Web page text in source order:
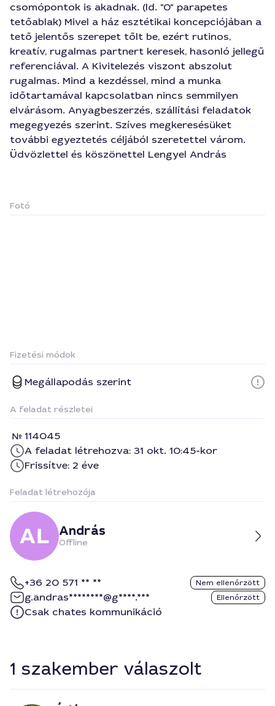
csomópontok is akadnak. (ld. "0" parapetes
tetőablak) Mivel a ház esztétikai koncepciójában a
tető jelentős szerepet tőlt be, ezért rutinos,
kreatív, rugalmas partnert keresek, hasonló jellegű
referenciával. A Kivitelezés viszont abszolut
rugalmas. Mind a kezdéssel, mind a munka
időtartamával kapcsolatban nincs semmilyen
elvárásom. Anyagbeszerzés, szállítási feladatok
megegyezés szerint. Szíves megkeresésüket
további egyeztetés céljából szeretettel várom.
Üdvözlettel és köszönettel Lengyel András
Fotó
Fizetési módok
Megállapodás szerint
A feladat részletei
114045
A feladat létrehozva: 31 okt. 10:45-kor
Frissítve: 2 éve
Feladat létrehozója
András
Offline
+36 20 571 ** ** Nem ellenőrzött
g.andras********@g****.*** Ellenőrzött
Csak chates kommunikáció
1 szakember válaszolt